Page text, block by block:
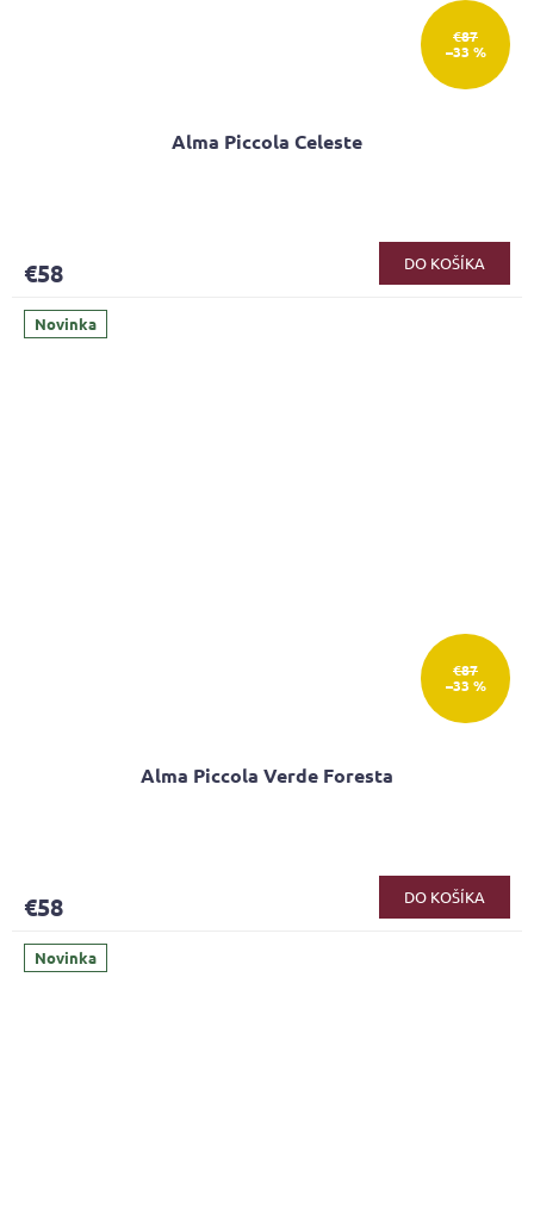
€87
–33 %
Alma Piccola Celeste
€58 DO KOŠÍKA
Novinka
€87
–33 %
Alma Piccola Verde Foresta
€58 DO KOŠÍKA
Novinka